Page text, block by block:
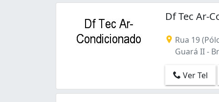
Norte (Águas Claras) (4)
Núcleo Bandeirante (3)
Paranoá (3)
Planaltina (3)
Samambaia (7)
Df Tec Ar-
Rua 19
Guará II -
Ver Tel